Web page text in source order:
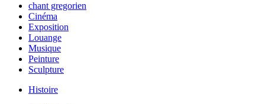
chant gregorien
Cinéma
Exposition
Louange
Musique
Peinture
Sculpture
Histoire